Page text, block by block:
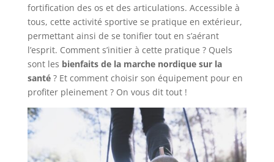
fortification des os et des articulations. Accessible à
tous, cette activité sportive se pratique en extérieur,
permettant ainsi de se tonifier tout en s’aérant
l’esprit. Comment s’initier à cette pratique ? Quels
sont les bienfaits de la marche nordique sur la
santé? Et comment choisir son équipement pour en
profiter pleinement ? On vous dit tout !